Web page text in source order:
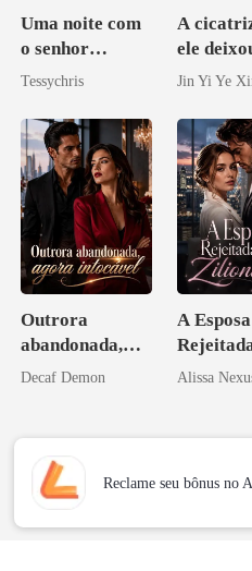
Uma noite com
o senhor
Bilionário
Tessychris
A
ele
rainha
Jin Yi Ye
Outrora
abandonada,
agora intocável
Decaf Demon
A Esposa
Alissa
Reclame seu bônus no